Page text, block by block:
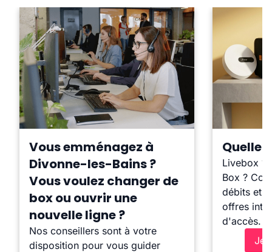
Vous emménagez à
Divonne-les-Bains ?
Vous voulez changer de
box ou ouvrir une
nouvelle ligne ?
Nos conseillers sont à votre
disposition pour vous guider
Quelle
Livebox ?
Box ?
débits et
offres
d'accès.
Je